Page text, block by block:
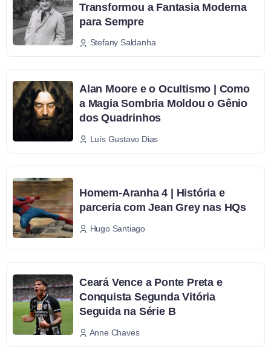
Transformou a Fantasia Moderna
para Sempre
Stefany Saldanha
Alan Moore e o Ocultismo | Como
a Magia Sombria Moldou o Gênio
dos Quadrinhos
Luís Gustavo Dias
Homem-Aranha 4 | História e
parceria com Jean Grey nas HQs
Hugo Santiago
Ceará Vence a Ponte Preta e
Conquista Segunda Vitória
Seguida na Série B
Anne Chaves